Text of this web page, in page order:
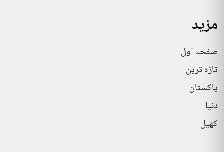
مزید
صفحہ اول
تازہ ترین
پاکستان
دنیا
کھیل